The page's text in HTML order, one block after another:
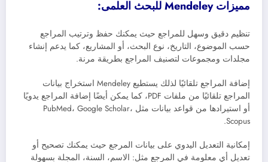
مميزات Mendeley للبحث العلمى:
تنظيم دقيق وسهل للمراجع حيث يمكنك حفظ وترتيب المراجع
حسب الموضوع، التاريخ، نوع البحث، أو المشاريع، كما يدعم إنشاء
مجلدات ومجموعات لتصنيف المراجع بطريقة مرنة.
إضافة المراجع تلقائيًا لذلك يستطيع Mendeley استخراج بيانات
المراجع تلقائيًا من ملفات PDF، كما يمكن أيضًا إضافة المراجع يدويًا
أو استيرادها من قواعد بيانات مثل PubMed، Google Scholar،
Scopus.
إمكانية التعديل اليدوي على بيانات المرجع حيث يمكنك تصحيح أو
تعديل أي معلومة في المرجع مثل: الاسم، السنة، المجلة بسهولة